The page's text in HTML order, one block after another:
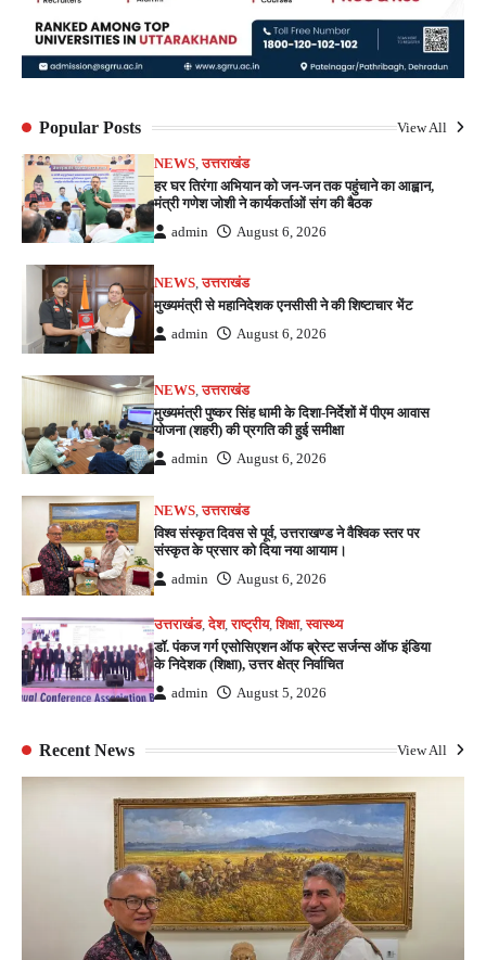
Popular Posts View All
NEWS,उत्तराखंड
हर घर तिरंगा अभियान को जन-जन तक पहुंचाने का आह्वान,
मंत्री गणेश जोशी ने कार्यकर्ताओं संग की बैठक
admin August 6, 2026
NEWS,उत्तराखंड
मुख्यमंत्री से महानिदेशक एनसीसी ने की शिष्टाचार भेंट
admin August 6, 2026
NEWS ,उत्तराखंड
मुख्यमंत्री पुष्कर सिंह धामी के दिशा-निर्देशों में पीएम आवास
योजना (शहरी) की प्रगति की हुई समीक्षा
admin August 6, 2026
NEWS,उत्तराखंड
विश्व संस्कृत दिवस से पूर्व, उत्तराखण्ड ने वैश्विक स्तर पर
संस्कृत के प्रसार को दिया नया आयाम।
admin August 6, 2026
उत्तराखंड,देश,राष्ट्रीय,शिक्षा,स्वास्थ्य
डॉ. पंकज गर्ग एसोसिएशन ऑफ ब्रेस्ट सर्जन्स ऑफ इंडिया
के निदेशक (शिक्षा), उत्तर क्षेत्र निर्वाचित
admin August 5, 2026
Recent News View All